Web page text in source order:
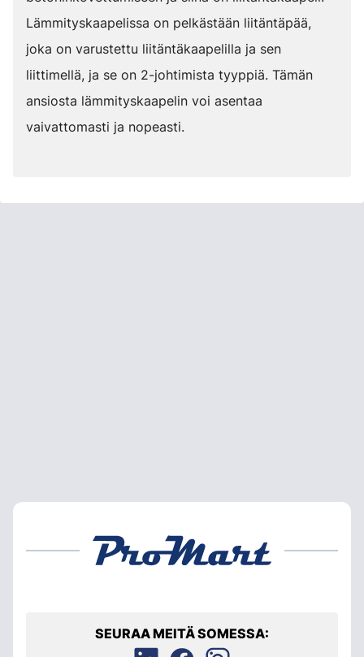
Lämmityskaapelissa on pelkästään liitäntäpää,
joka on varustettu liitäntäkaapelilla ja sen
liittimellä, ja se on 2-johtimista tyyppiä. Tämän
ansiosta lämmityskaapelin voi asentaa
vaivattomasti ja nopeasti.
SEURAA MEITÄ SOMESSA: